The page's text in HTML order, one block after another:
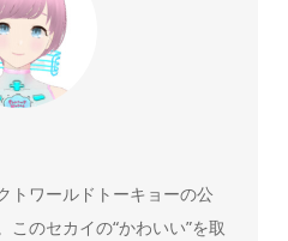
トワールドトーキョーの公
のセカイの“かわいい”を取